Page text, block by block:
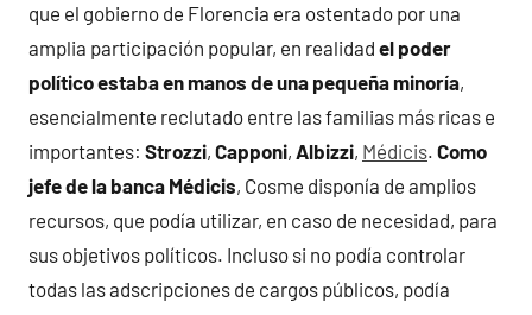
que el gobierno de Florencia era ostentado por una
amplia participación popular, en realidad el poder
político estaba en manos de una pequeña minoría,
esencialmente reclutado entre las familias más ricas e
importantes: Strozzi, Capponi, Albizzi, Médicis. Como
jefe de la banca Médicis, Cosme disponía de amplios
recursos, que podía utilizar, en caso de necesidad, para
sus objetivos políticos. Incluso si no podía controlar
todas las adscripciones de cargos públicos, podía